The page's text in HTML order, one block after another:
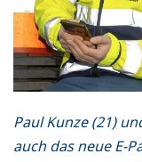
Paul Kunze (21)
auch das neue E-